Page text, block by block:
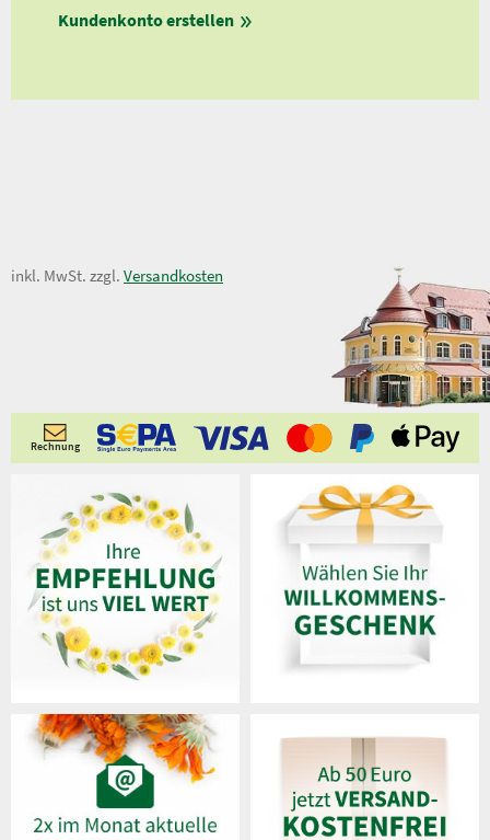
Kundenkonto erstellen
13,95 €
inkl. MwSt. zzgl. Versandkosten
Rechnung